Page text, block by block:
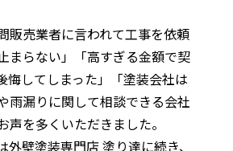
販売業者に言われて工事を依頼
まらない」「高すぎる金額で契
悔してしまった」「塗装会社は
雨漏りに関して相談できる会社
声を多くいただきました。
外壁塗装専門店 塗り達に続き、